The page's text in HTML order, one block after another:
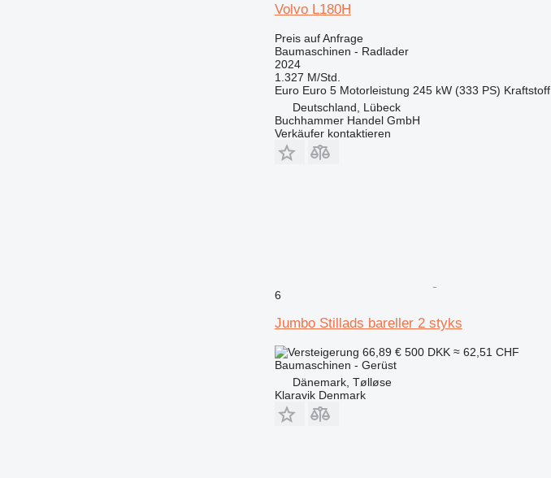
Volvo L180H
Preis auf Anfrage
Baumaschinen - Radlader
2024
1.327 M/Std.
Euro Euro 5 Motorleistung 245 kW (333 PS) Kraftstoff
Deutschland, Lübeck
Buchhammer Handel GmbH
Verkäufer kontaktieren
6
Jumbo Stillads bareller 2 styks
66,89 € 500 DKK ≈ 62,51 CHF
Baumaschinen - Gerüst
Dänemark, Tølløse
Klaravik Denmark